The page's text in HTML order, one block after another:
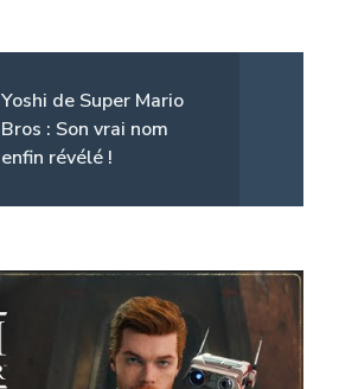
Yoshi de Super Mario
Bros : Son vrai nom
enfin révélé !